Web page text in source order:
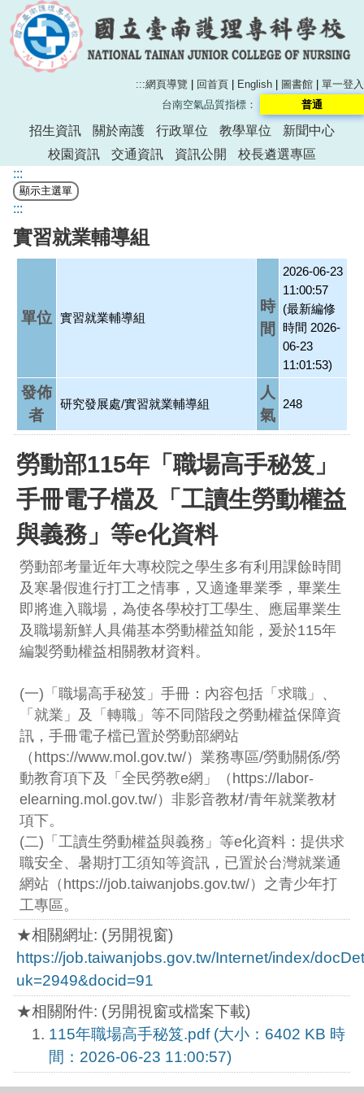
:::網頁導覽 | 回首頁 | English | 圖書館 | 單一登入
台南空氣品質指標：
普通
招生資訊 關於南護 行政單位 教學單位
新聞中心
校園資訊
交通資訊 資訊公開
校長遴選專區
:::
:::
實習就業輔導組
單位 實習就業輔導組
時
間
2026-06-23
11:00:57
(最新編修
時間 2026-
06-23
11:01:53)
發佈
者
研究發展處/實習就業輔導組
人
氣
248
勞動部115年「職場高手秘笈」
手冊電子檔及「工讀生勞動權益
與義務」等e化資料
勞動部考量近年大專校院之學生多有利用課餘時間
及寒暑假進行打工之情事，又適逢畢業季，畢業生
即將進入職場，為使各學校打工學生、應屆畢業生
及職場新鮮人具備基本勞動權益知能，爰於115年
編製勞動權益相關教材資料。
(一)「職場高手秘笈」手冊：內容包括「求職」、
「就業」及「轉職」等不同階段之勞動權益保障資
訊，手冊電子檔已置於勞動部網站
（https://www.mol.gov.tw/）業務專區/勞動關係/勞
動教育項下及「全民勞教e網」（https://labor-
elearning.mol.gov.tw/）非影音教材/青年就業教材
項下。
(二)「工讀生勞動權益與義務」等e化資料：提供求
職安全、暑期打工須知等資訊，已置於台灣就業通
網站（https://job.taiwanjobs.gov.tw/）之青少年打
工專區。
★相關網址: (另開視窗)
https://job.taiwanjobs.gov.tw/Internet/index/
uk=2949&docid=91
★相關附件: (另開視窗或檔案下載)
115年職場高手秘笈.pdf (大小：6402 KB 時
間：2026-06-23 11:00:57)